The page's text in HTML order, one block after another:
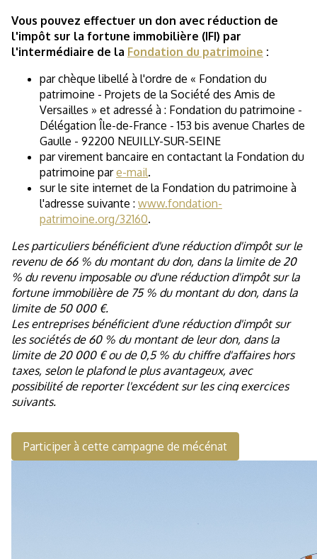
Vous pouvez effectuer un don avec réduction de
l'impôt sur la fortune immobilière (IFI) par
l'intermédiaire de la Fondation du patrimoine :
par chèque libellé à l'ordre de « Fondation du
patrimoine - Projets de la Société des Amis de
Versailles » et adressé à : Fondation du patrimoine -
Délégation Île-de-France - 153 bis avenue Charles de
Gaulle - 92200 NEUILLY-SUR-SEINE
par virement bancaire en contactant la Fondation du
patrimoine pare-mail.
sur le site internet de la Fondation du patrimoine à
l'adresse suivante : www.fondation-
patrimoine.org/32160.
Les particuliers bénéficient d'une réduction d'impôt sur le
revenu de 66 % du montant du don, dans la limite de 20
% du revenu imposable ou d'une réduction d'impôt sur la
fortune immobilière de 75 % du montant du don, dans la
limite de 50 000 €.
Les entreprises bénéficient d'une réduction d'impôt sur
les sociétés de 60 % du montant de leur don, dans la
limite de 20 000 € ou de 0,5 % du chiffre d'affaires hors
taxes, selon le plafond le plus avantageux, avec
possibilité de reporter l'excédent sur les cinq exercices
suivants.
Participer à cette campagne de mécénat